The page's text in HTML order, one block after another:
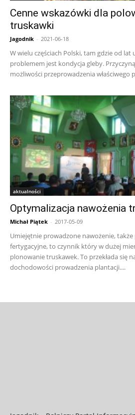
Cenne wskazówki dla
truskawki
Jagodnik - 2021-06-18
W wielu częściach Polski, tam gdzie od
problemem jest kondycja gleby.
możliwości przeprowadzenia właściwego
aktualności
Optymalizacja nawożenia
Michał Piątek - 2017-05-09
Umiejętnie prowadzone nawożenie,
fertygacyjne, to czynnik który w dużej
plonowanie truskawek. To przekłada się
dochodowości prowadzenia plantacji....